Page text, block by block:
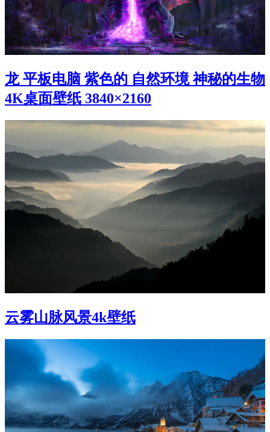
龙 平板电脑 紫色的 自然环境 神秘的生物
4K桌面壁纸 3840×2160
云雾山脉风景4k壁纸